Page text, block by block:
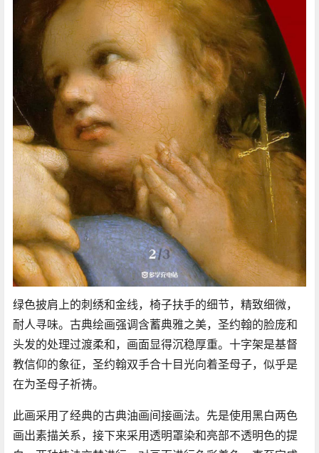
绿色披肩上的刺绣和金线，椅子扶手的细节，精致细微，
耐人寻味。古典绘画强调含蓄典雅之美，圣约翰的脸庞和
头发的处理过渡柔和，画面显得沉稳厚重。十字架是基督
教信仰的象征，圣约翰双手合十目光向着圣母子，似乎是
在为圣母子祈祷。
此画采用了经典的古典油画间接画法。先是使用黑白两色
画出素描关系，接下来采用透明罩染和亮部不透明色的提